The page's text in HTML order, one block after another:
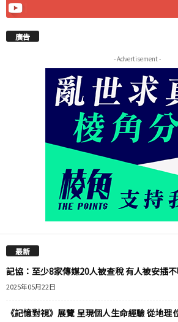
廣告
- Advertisement -
最新
記協：至少8家傳媒20人被查稅 有人被安插
2025年05月22日
《記憶對視》展覽 呈現個人生命經驗 從地理